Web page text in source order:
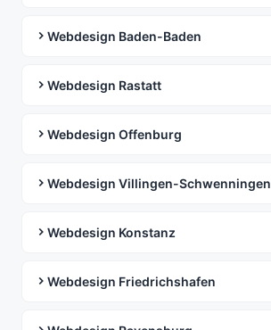
Webdesign Baden-Baden
Webdesign Rastatt
Webdesign Offenburg
Webdesign Villingen-Schwenningen
Webdesign Konstanz
Webdesign Friedrichshafen